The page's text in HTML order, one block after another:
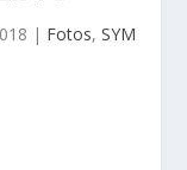
| Fotos, SYM